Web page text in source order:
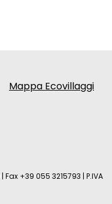
Mappa Ecovillaggi
| Fax +39 055 3215793 | P.IVA